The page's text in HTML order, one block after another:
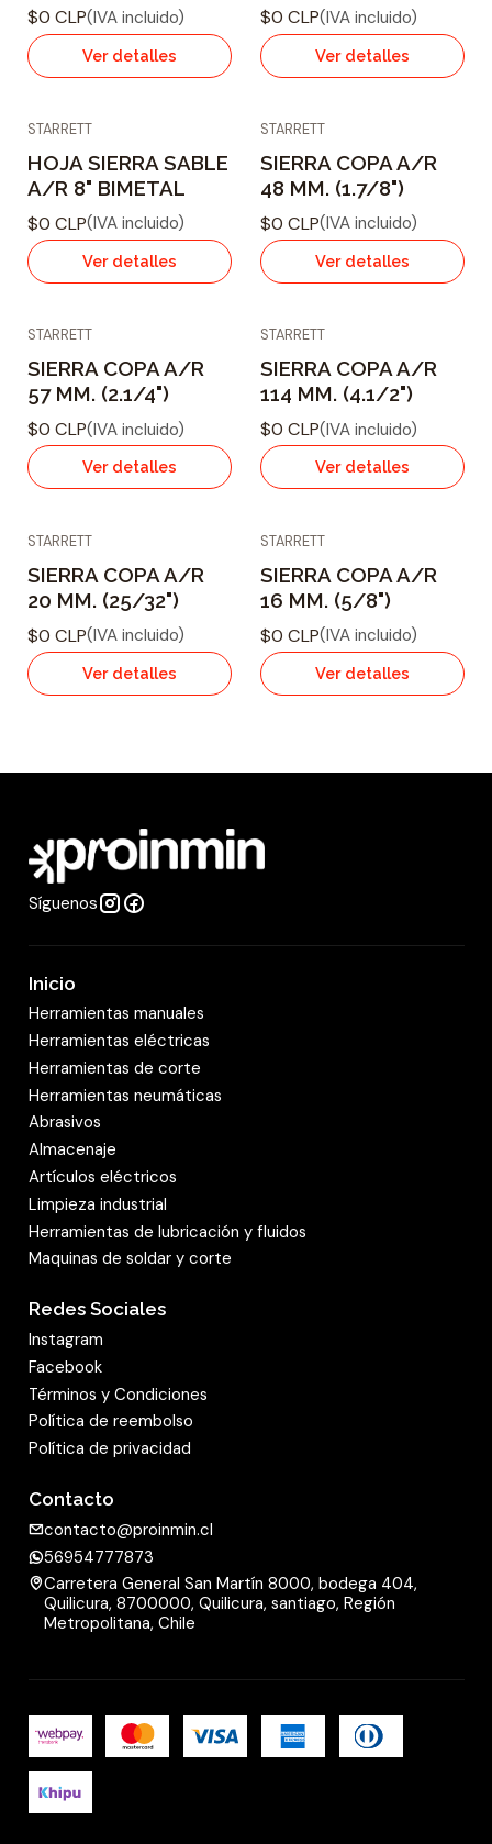
d
a
d
$0 CLP(IVA incluido)
Ver detalles
$0 CLP(IVA incluido)
Ver detalles
STARRETT
HOJA SIERRA SABLE
A/R 8" BIMETAL
$0 CLP(IVA incluido)
Ver detalles
STARRETT
SIERRA COPA A/R
48 MM. (1.7/8")
$0 CLP(IVA incluido)
Ver detalles
STARRETT
SIERRA COPA A/R
57 MM. (2.1/4")
$0 CLP(IVA incluido)
Ver detalles
STARRETT
SIERRA COPA A/R
114 MM. (4.1/2")
$0 CLP(IVA incluido)
Ver detalles
STARRETT
SIERRA COPA A/R
20 MM. (25/32")
$0 CLP(IVA incluido)
Ver detalles
STARRETT
SIERRA COPA A/R
16 MM. (5/8")
$0 CLP(IVA incluido)
Ver detalles
Síguenos
Inicio
Herramientas manuales
Herramientas eléctricas
Herramientas de corte
Herramientas neumáticas
Abrasivos
Almacenaje
Artículos eléctricos
Limpieza industrial
Herramientas de lubricación y fluidos
Maquinas de soldar y corte
Redes Sociales
Instagram
Facebook
Términos y Condiciones
Política de reembolso
Política de privacidad
Contacto
contacto@proinmin.cl
56954777873
Carretera General San Martín 8000, bodega 404,
Quilicura, 8700000, Quilicura, santiago, Región
Metropolitana, Chile